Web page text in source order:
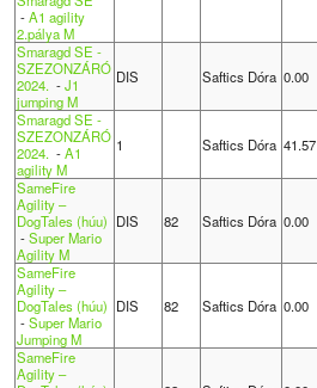
-A1 agility
2.pálya M
Smaragd SE -
SZEZONZÁRÓ
2024. -J1
jumping M
DIS Saftics Dóra 0.00
Smaragd SE -
SZEZONZÁRÓ
2024. -A1
agility M
1 Saftics Dóra 41.57
SameFire
Agility –
DogTales (húu)
-Super Mario
Agility M
DIS 82 Saftics Dóra 0.00
SameFire
Agility –
DogTales (húu)
-Super Mario
Jumping M
DIS 82 Saftics Dóra 0.00
SameFire
Agility –